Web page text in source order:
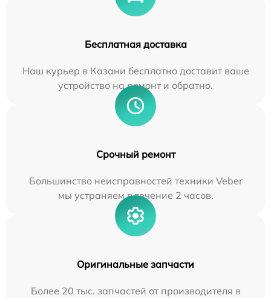
Бесплатная доставка
Наш курьер в Казани бесплатно доставит ваше
устройство на ремонт и обратно.
Срочный ремонт
Большинство неисправностей техники Veber
мы устраняем в течение 2 часов.
Оригинальные запчасти
Более 20 тыс. запчастей от производителя в